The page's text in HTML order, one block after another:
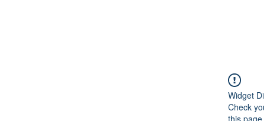
Widget
Check
this page.